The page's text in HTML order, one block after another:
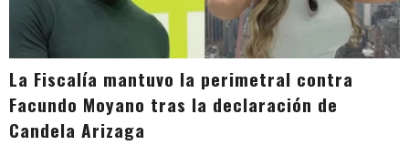
La Fiscalía mantuvo la perimetral contra
Facundo Moyano tras la declaración de
Candela Arizaga